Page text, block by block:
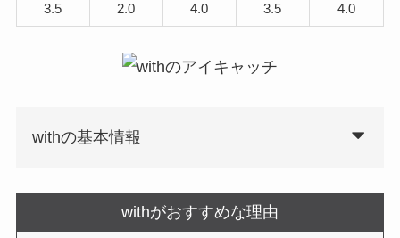
3.5 2.0 4.0 3.5 4.0
withの基本情報
withがおすすめな理由